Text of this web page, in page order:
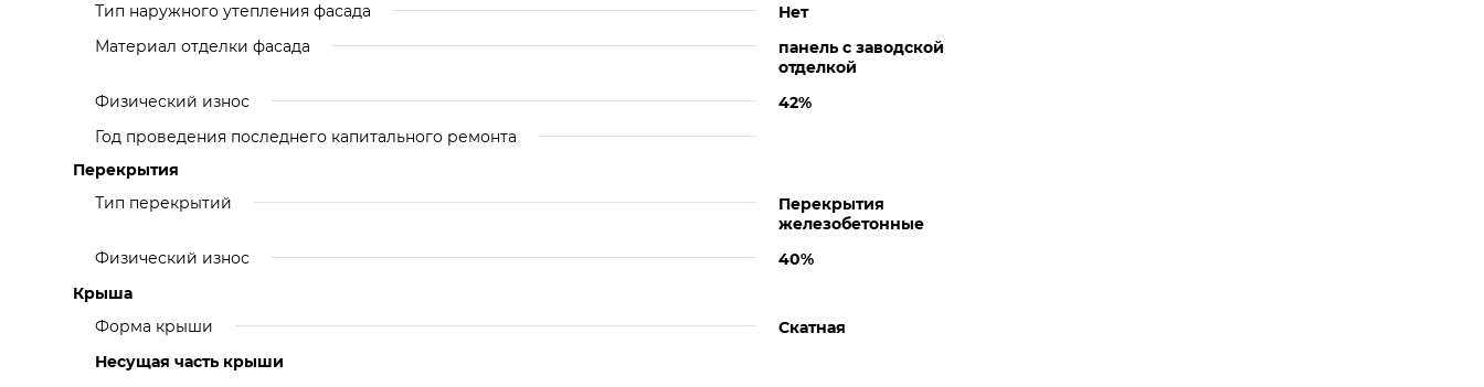
Тип наружного утепления фасада
Нет
Материал отделки фасада
панель с заводской
отделкой
Физический износ
42%
Год проведения последнего капитального ремонта
Перекрытия
Тип перекрытий
Перекрытия
железобетонные
Физический износ
40%
Крыша
Форма крыши
Скатная
Несущая часть крыши